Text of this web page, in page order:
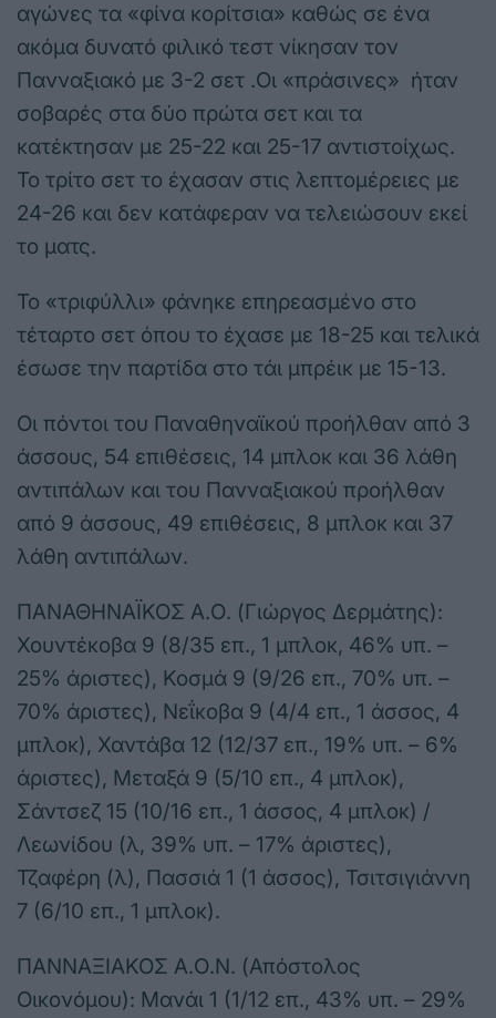
αγώνες τα «φίνα κορίτσια» καθώς σε ένα
ακόμα δυνατό φιλικό τεστ νίκησαν τον
Πανναξιακό με 3-2 σετ .Οι «πράσινες» ήταν
σοβαρές στα δύο πρώτα σετ και τα
κατέκτησαν με 25-22 και 25-17 αντιστοίχως.
Το τρίτο σετ το έχασαν στις λεπτομέρειες με
24-26 και δεν κατάφεραν να τελειώσουν εκεί
το ματς.
Το «τριφύλλι» φάνηκε επηρεασμένο στο
τέταρτο σετ όπου το έχασε με 18-25 και τελικά
έσωσε την παρτίδα στο τάι μπρέικ με 15-13.
Οι πόντοι του Παναθηναϊκού προήλθαν από 3
άσσους, 54 επιθέσεις, 14 μπλοκ και 36 λάθη
αντιπάλων και του Πανναξιακού προήλθαν
από 9 άσσους, 49 επιθέσεις, 8 μπλοκ και 37
λάθη αντιπάλων.
ΠΑΝΑΘΗΝΑΪΚΟΣ Α.Ο. (Γιώργος Δερμάτης):
Χουντέκοβα 9 (8/35 επ., 1 μπλοκ, 46% υπ. –
25% άριστες), Κοσμά 9 (9/26 επ., 70% υπ. –
70% άριστες), Νεΐκοβα 9 (4/4 επ., 1 άσσος, 4
μπλοκ), Χαντάβα 12 (12/37 επ., 19% υπ. – 6%
άριστες), Μεταξά 9 (5/10 επ., 4 μπλοκ),
Σάντσεζ 15 (10/16 επ., 1 άσσος, 4 μπλοκ) /
Λεωνίδου (λ, 39% υπ. – 17% άριστες),
Τζαφέρη (λ), Πασσιά 1 (1 άσσος), Τσιτσιγιάννη
7 (6/10 επ., 1 μπλοκ).
ΠΑΝΝΑΞΙΑΚΟΣ Α.Ο.Ν. (Απόστολος
Οικονόμου): Μανάι 1 (1/12 επ., 43% υπ. – 29%